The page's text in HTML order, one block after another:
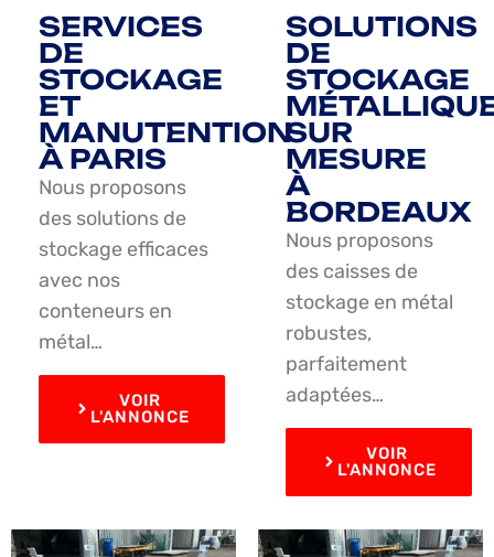
SERVICES
DE
STOCKAGE
ET
MANUTENTION
À PARIS
Nous proposons
des solutions de
stockage efficaces
avec nos
conteneurs en
métal…
VOIR
L'ANNONCE
SOLUTIONS
DE
STOCKAGE
SUR
MESURE
À
BORDEAUX
Nous proposons
des caisses de
stockage en métal
robustes,
parfaitement
adaptées…
VOIR
L'ANNONCE